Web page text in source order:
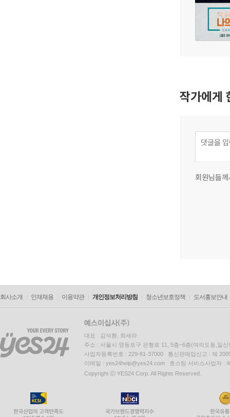
작가에게
회원님들
회사소개 인재채용 이용약관 개인정보처리방침 청소년보호정책 도서홍보안내
대표 : 김석환, 최세라
주소 : 서울시 영등포구 은행로 11, 5층~6층(여의도동,일신
사업자등록번호 : 229-81-37000 통신판매업신고 : 제
이메일 : yes24help@yes24.com 호스팅 서비스사업자 :
Copyright ⓒ YES24 Corp. All Rights Reserved.